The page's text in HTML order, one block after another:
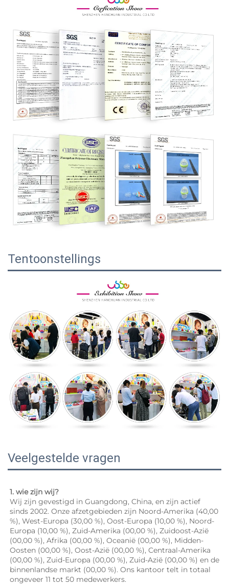
Tentoonstellings
Veelgestelde vragen
1. wie zijn wij?
Wij zijn gevestigd in Guangdong, China, en zijn actief
sinds 2002. Onze afzetgebieden zijn Noord-Amerika (40,00
%), West-Europa (30,00 %), Oost-Europa (10,00 %), Noord-
Europa (10,00 %), Zuid-Amerika (00,00 %), Zuidoost-Azië
(00,00 %), Afrika (00,00 %), Oceanië (00,00 %), Midden-
Oosten (00,00 %), Oost-Azië (00,00 %), Centraal-Amerika
(00,00 %), Zuid-Europa (00,00 %), Zuid-Azië (00,00 %) en de
binnenlandse markt (00,00 %). Ons kantoor telt in totaal
ongeveer 11 tot 50 medewerkers.